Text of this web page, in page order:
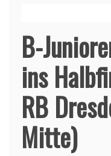
B-
ins
RB
Mitte)